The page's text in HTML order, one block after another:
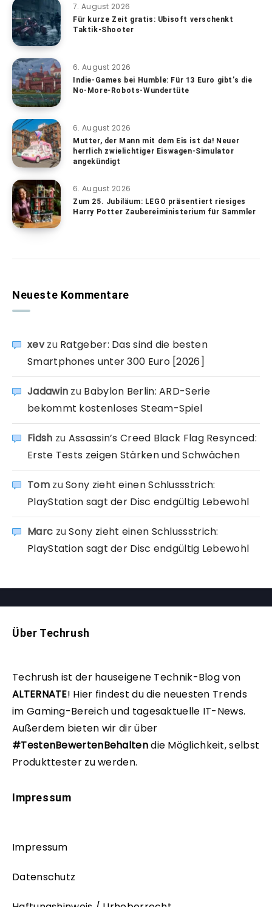
7. August 2026
Für kurze Zeit gratis: Ubisoft verschenkt
Taktik-Shooter
6. August 2026
Indie-Games bei Humble: Für 13 Euro gibt’s die
No-More-Robots-Wundertüte
6. August 2026
Mutter, der Mann mit dem Eis ist da! Neuer
herrlich zwielichtiger Eiswagen-Simulator
angekündigt
6. August 2026
Zum 25. Jubiläum: LEGO präsentiert riesiges
Harry Potter Zaubereiministerium für Sammler
Neueste Kommentare
xevzu Ratgeber: Das sind die besten
Smartphones unter 300 Euro [2026]
Jadawin zu Babylon Berlin: ARD-Serie
bekommt kostenloses Steam-Spiel
Fidsh zu Assassin’s Creed Black Flag Resynced:
Erste Tests zeigen Stärken und Schwächen
TomzuSony zieht einen Schlussstrich:
PlayStation sagt der Disc endgültig Lebewohl
Marc zuSony zieht einen Schlussstrich:
PlayStation sagt der Disc endgültig Lebewohl
Über Techrush
Techrush ist der hauseigene Technik-Blog von
ALTERNATE! Hier findest du die neuesten Trends
im Gaming-Bereich und tagesaktuelle IT-News.
Außerdem bieten wir dir über
#TestenBewertenBehaltendie Möglichkeit, selbst
Produkttester zu werden.
Impressum
Impressum
Datenschutz